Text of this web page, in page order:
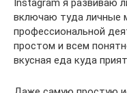
Instagram я развиваю
включаю туда личные
профессиональной
простом и всем
вкусная еда куда